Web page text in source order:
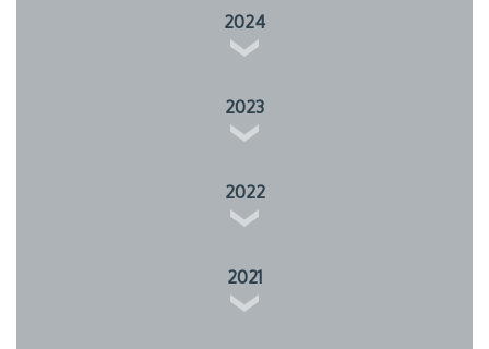
2024
2023
2022
2021